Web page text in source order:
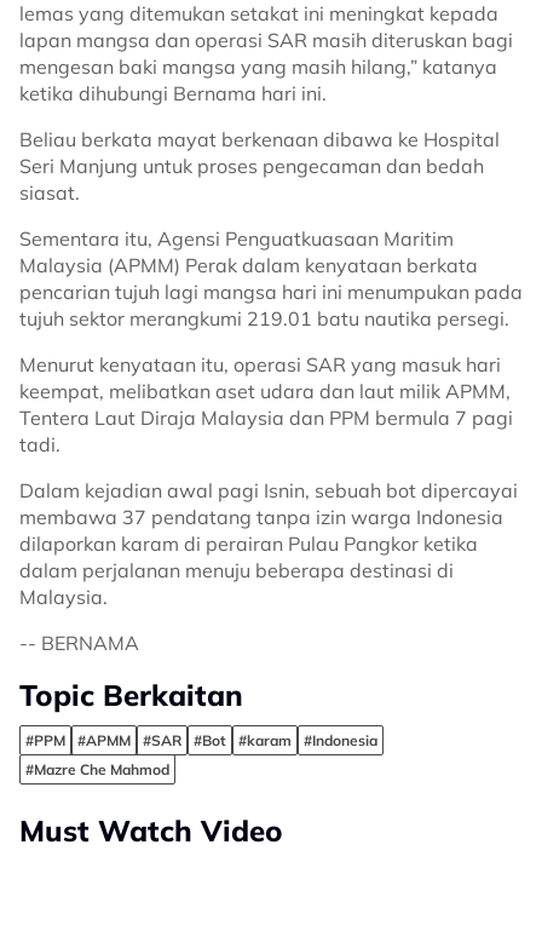
lemas yang ditemukan setakat ini meningkat kepada
lapan mangsa dan operasi SAR masih diteruskan bagi
mengesan baki mangsa yang masih hilang,” katanya
ketika dihubungi Bernama hari ini.
Beliau berkata mayat berkenaan dibawa ke Hospital
Seri Manjung untuk proses pengecaman dan bedah
siasat.
Sementara itu, Agensi Penguatkuasaan Maritim
Malaysia (APMM) Perak dalam kenyataan berkata
pencarian tujuh lagi mangsa hari ini menumpukan pada
tujuh sektor merangkumi 219.01 batu nautika persegi.
Menurut kenyataan itu, operasi SAR yang masuk hari
keempat, melibatkan aset udara dan laut milik APMM,
Tentera Laut Diraja Malaysia dan PPM bermula 7 pagi
tadi.
Dalam kejadian awal pagi Isnin, sebuah bot dipercayai
membawa 37 pendatang tanpa izin warga Indonesia
dilaporkan karam di perairan Pulau Pangkor ketika
dalam perjalanan menuju beberapa destinasi di
Malaysia.
-- BERNAMA
Topic Berkaitan
#PPM #APMM #SAR #Bot #karam
#Indonesia
#Mazre Che Mahmod
Must Watch Video